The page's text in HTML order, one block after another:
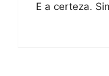
E a certeza.